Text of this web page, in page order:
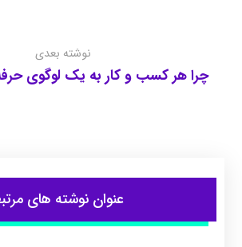
نوشته بعدی
چرا هر کسب‌ و کار به یک لوگوی
عنوان ‫نوشته های